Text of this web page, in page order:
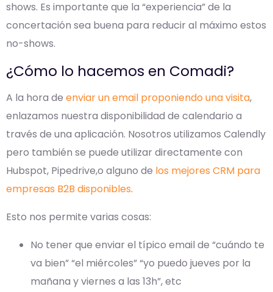
shows. Es importante que la “experiencia” de la
concertación sea buena para reducir al máximo estos
no-shows.
¿Cómo lo hacemos en Comadi?
A la hora de enviar un email proponiendo una visita,
enlazamos nuestra disponibilidad de calendario a
través de una aplicación. Nosotros utilizamos Calendly
pero también se puede utilizar directamente con
Hubspot, Pipedrive,o alguno de los mejores CRM para
empresas B2B disponibles.
Esto nos permite varias cosas:
No tener que enviar el típico email de “cuándo te
va bien” “el miércoles” “yo puedo jueves por la
mañana y viernes a las 13h”, etc